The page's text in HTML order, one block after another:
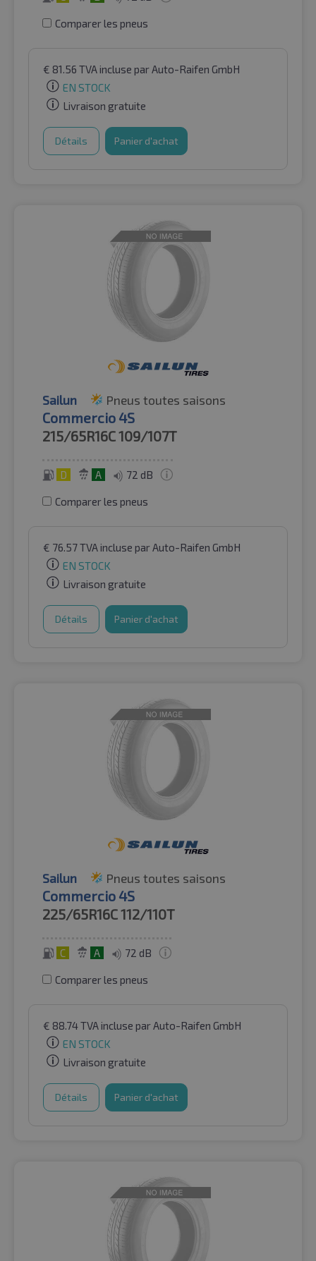
Comparer les pneus
€ 81.56 TVA incluse par Auto-Raifen GmbH
EN STOCK
Livraison gratuite
Détails Panier d'achat
Sailun Pneus toutes saisons
Commercio 4S
215/65R16C109/107T
D A 72 dB
Comparer les pneus
€ 76.57TVA incluse par Auto-Raifen GmbH
EN STOCK
Livraison gratuite
Détails Panier d'achat
Sailun Pneus toutes saisons
Commercio 4S
225/65R16C112/110T
C A 72 dB
Comparer les pneus
€ 88.74TVA incluse par Auto-Raifen GmbH
EN STOCK
Livraison gratuite
Détails Panier d'achat